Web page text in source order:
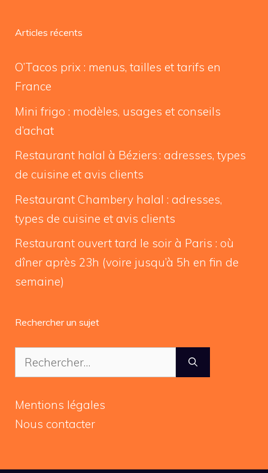
Articles récents
O’Tacos prix : menus, tailles et tarifs en
France
Mini frigo : modèles, usages et conseils
d’achat
Restaurant halal à Béziers : adresses, types
de cuisine et avis clients
Restaurant Chambery halal : adresses,
types de cuisine et avis clients
Restaurant ouvert tard le soir à Paris : où
dîner après 23h (voire jusqu’à 5h en fin de
semaine)
Rechercher un sujet
Rechercher :
Mentions légales
Nous contacter